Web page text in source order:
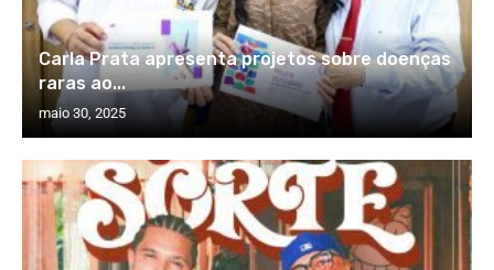
Carla Prata apresenta projetos sobre doenças
raras ao...
maio 30, 2025